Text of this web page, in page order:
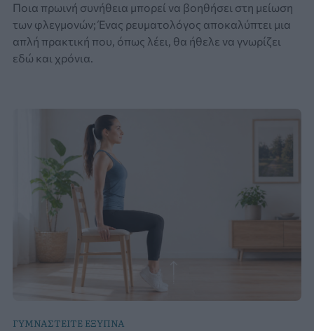
Ποια πρωινή συνήθεια μπορεί να βοηθήσει στη μείωση
των φλεγμονών; Ένας ρευματολόγος αποκαλύπτει μια
απλή πρακτική που, όπως λέει, θα ήθελε να γνωρίζει
εδώ και χρόνια.
ΓΥΜΝΑΣΤΕΙΤΕ ΕΞΥΠΝΑ